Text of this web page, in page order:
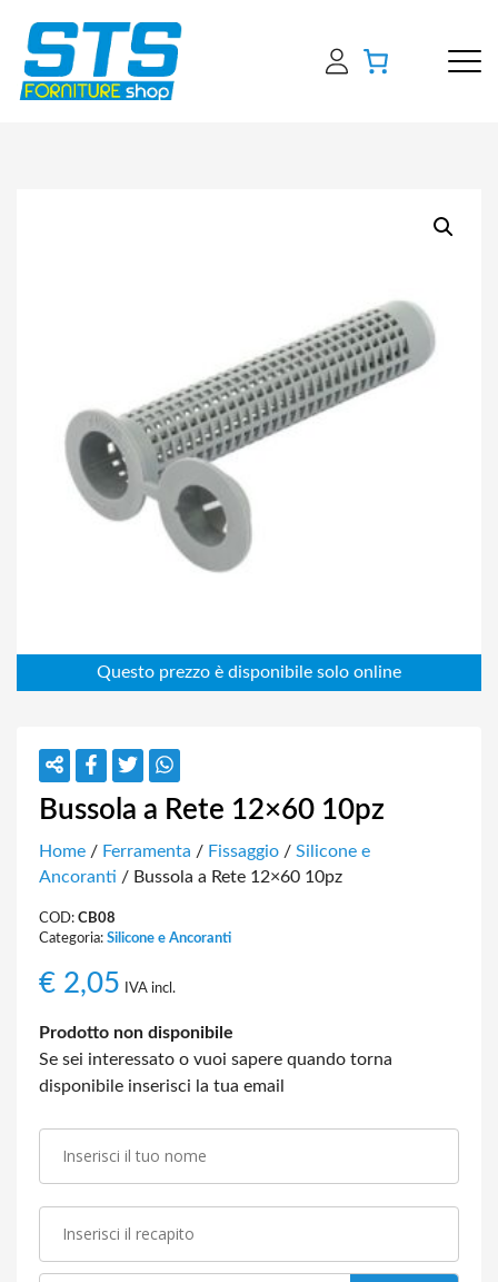
Bussola a Rete 12×60 10pz
Home / Ferramenta / Fissaggio / Silicone e
Ancoranti / Bussola a Rete 12×60 10pz
COD: CB08
Categoria: Silicone e Ancoranti
€ 2,05 IVA incl.
Prodotto non disponibile
Se sei interessato o vuoi sapere quando torna
disponibile inserisci la tua email